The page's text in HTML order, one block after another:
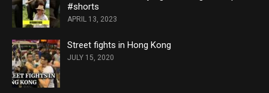
#shorts
APRIL 13, 2023
Street fights in Hong Kong
JULY 15, 2020